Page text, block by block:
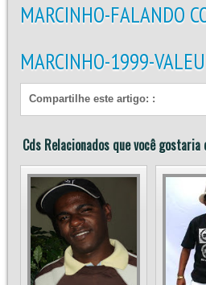
MARCINHO-FALANDO
MARCINHO-1999-
Compartilhe este artigo: :
Cds Relacionados que você gostaria